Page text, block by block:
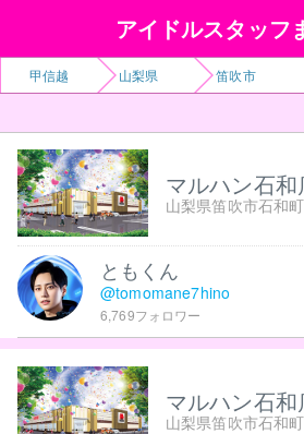
アイドルスタッフ
甲信越 山梨県 笛吹市
マルハン石和
山梨県笛吹市石和
ともくん
@tomomane7hino
6,769フォロワー
マルハン石和
山梨県笛吹市石和